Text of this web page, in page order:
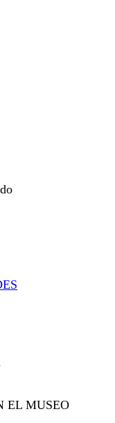
EL MUSEO